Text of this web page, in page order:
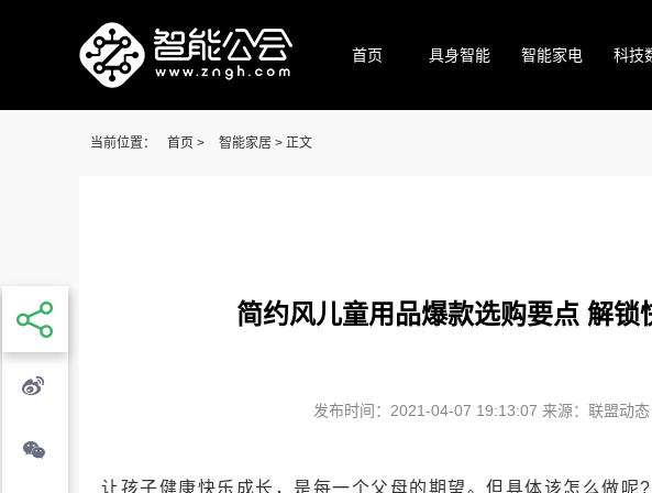
首页 具身智能 智能家电 科技
当前位置： 首页 > 智能家居 > 正文
简约风儿童用品爆款选购要点 解锁
发布时间：2021-04-07 19:13:07 来源：联盟动态
让孩子健康快乐成长，是每一个父母的期望。但具体该怎么做呢